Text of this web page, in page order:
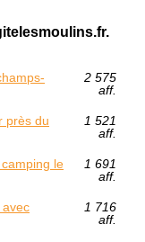
2 575
aff.
près du
1 521
aff.
le
1 691
aff.
1 716
aff.